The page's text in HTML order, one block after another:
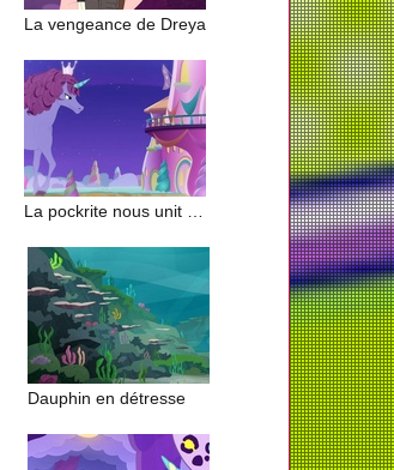
La vengeance de Dreya
Dauphin en détresse